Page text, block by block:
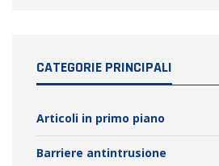
CATEGORIE PRINCIPALI
Articoli in primo piano
Barriere antintrusione